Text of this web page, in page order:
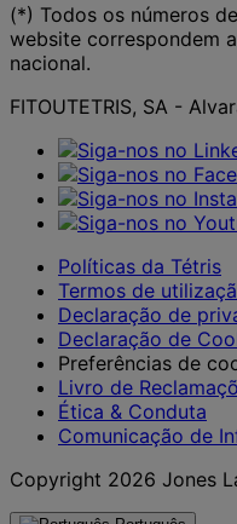
(*) Todos os números
website correspondem
nacional.
FITOUTETRIS, SA -
Políticas da Tétris
Termos de
Declaração de
Declaração de
Preferências de
Livro de
Ética & Conduta
Comunicação de
Copyright 2026 Jones